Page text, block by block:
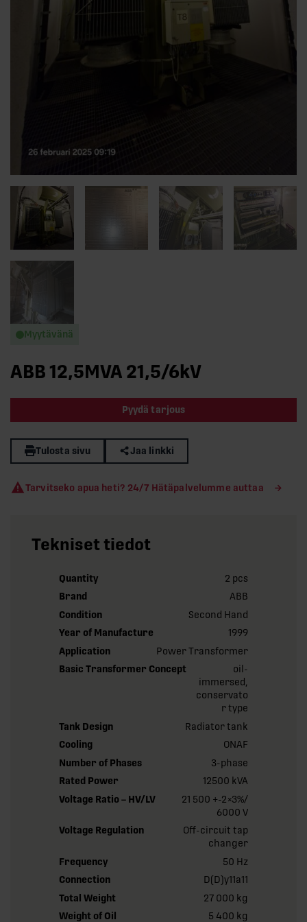
Myytävänä
ABB 12,5MVA 21,5/6kV
Pyydä tarjous
Tulosta sivu Jaa linkki
Tarvitseko apua heti? 24/7 Hätäpalvelumme auttaa
Tekniset tiedot
Quantity
2 pcs
Brand
ABB
Condition
Second Hand
Year of Manufacture
1999
Application
Power Transformer
Basic Transformer Concept
oil-
immersed,
conservato
r type
Tank Design
Radiator tank
Cooling
ONAF
Number of Phases
3-phase
Rated Power
12500 kVA
Voltage Ratio – HV/LV
21 500 +-2×3%/
6000 V
Voltage Regulation
Off-circuit tap
changer
Frequency
50 Hz
Connection
D(D)y11a11
Total Weight
27 000 kg
Weight of Oil
5 400 kg